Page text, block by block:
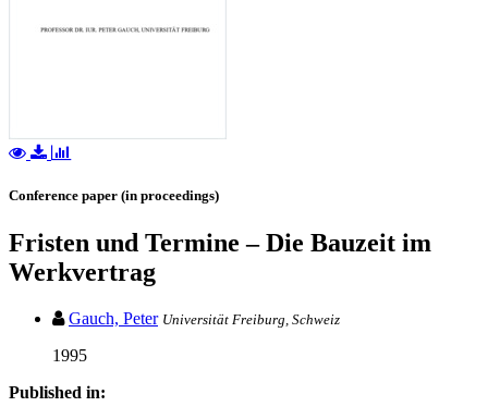
Conference paper (in proceedings)
Fristen und Termine – Die Bauzeit im
Werkvertrag
Gauch, Peter Universität Freiburg, Schweiz
1995
Published in: